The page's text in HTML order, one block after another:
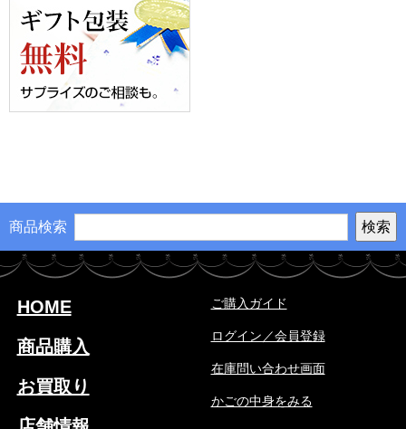
商品検索
HOME
商品購入
お買取り
ご購入ガイド
ログイン／会員登録
在庫問い合わせ画面
かごの中身をみる